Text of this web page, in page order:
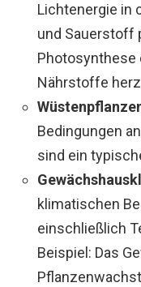
Lichtenergie in
und Sauerstoff
Photosynthese
Nährstoffe
Bedingungen
sind ein
klimatischen
einschließlich
Beispiel: Das